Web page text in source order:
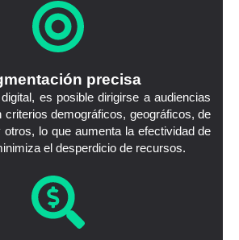
precisa
es posible dirigirse a audiencias
criterios demográficos, geográficos, de
otros, lo que aumenta la efectividad de
el desperdicio de recursos.